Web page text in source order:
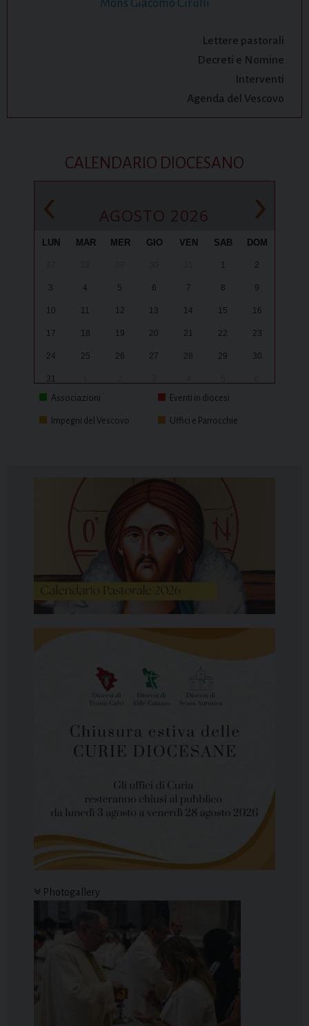
Mons Giacomo Cirulli
Lettere pastorali
Decreti e Nomine
Interventi
Agenda del Vescovo
CALENDARIO DIOCESANO
‹ AGOSTO 2026 ›
LUN MAR MER GIO VEN SAB DOM
1 2
3 4 5 6 7 8 9
10 11 12 13 14 15 16
17 18 19 20 21 22 23
24 25 26 27 28 29 30
31
Associazioni
Eventi in diocesi
Impegni del Vescovo Uffici e Parrocchie
Photogallery